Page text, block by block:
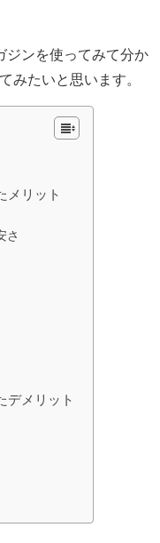
ジンを使ってみて分か
みたいと思います。
メリット
さ
デメリット